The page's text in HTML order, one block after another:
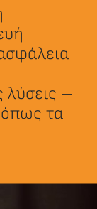
–
όπως τα